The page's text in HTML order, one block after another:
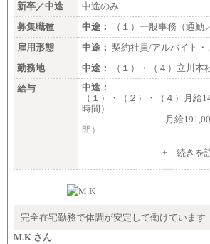
新卒／中途
中途のみ
募集職種
中途：
（１）一般事務（通勤
雇用形態
中途： 契約社員/アルバイト
勤務地
中途：
（１）・（４）立川本
給与
中途：
（１）・（２）・（４）月給
時間）
月給191,000円以
間）
（３）月給191,000円以上（実
（５）月給147,800円以上（実
時給 1,226円（実働4.5時
間額換算額）
・退職金相当手当 37円
+ 続きを
完全在宅勤務で体調が安定して働けています
M.K さん